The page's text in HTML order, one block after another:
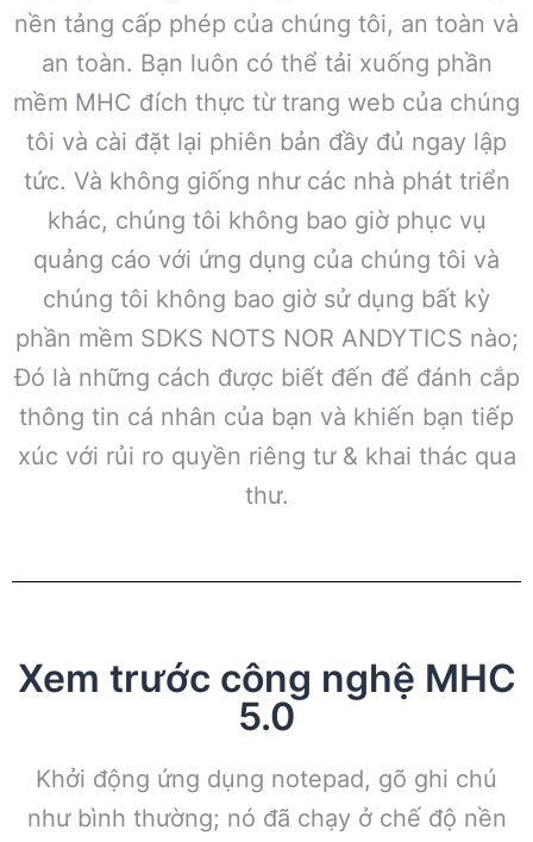
nền tảng cấp phép của chúng tôi, an toàn và
an toàn. Bạn luôn có thể tải xuống phần
mềm MHC đích thực từ trang web của chúng
tôi và cài đặt lại phiên bản đầy đủ ngay lập
tức. Và không giống như các nhà phát triển
khác, chúng tôi không bao giờ phục vụ
quảng cáo với ứng dụng của chúng tôi và
chúng tôi không bao giờ sử dụng bất kỳ
phần mềm SDKS NOTS NOR ANDYTICS nào;
Đó là những cách được biết đến để đánh cắp
thông tin cá nhân của bạn và khiến bạn tiếp
xúc với rủi ro quyền riêng tư & khai thác qua
thư.
Xem trước công nghệ MHC
5.0
Khởi động ứng dụng notepad, gõ ghi chú
như bình thường; nó đã chạy ở chế độ nền